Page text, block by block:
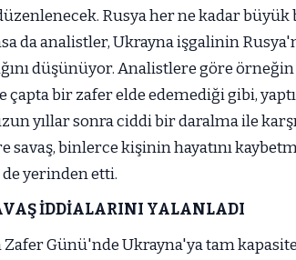
Rusya her ne kadar büyük
da analistler, Ukrayna işgalinin
düşünüyor. Analistlere göre örneğin
çapta bir zafer elde edemediği gibi,
yıllar sonra ciddi bir daralma ile karşı
binlerce kişinin hayatını
yerinden etti.
İDDİALARINI YALANLADI
Zafer Günü'nde Ukrayna'ya tam